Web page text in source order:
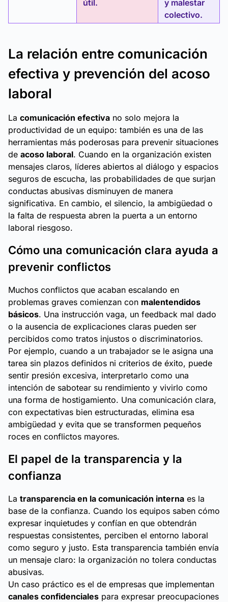
útil.
y malestar
colectivo.
La relación entre comunicación
efectiva y prevención del acoso
laboral
La comunicación efectiva no solo mejora la
productividad de un equipo: también es una de las
herramientas más poderosas para prevenir situaciones
de acoso laboral. Cuando en la organización existen
mensajes claros, líderes abiertos al diálogo y espacios
seguros de escucha, las probabilidades de que surjan
conductas abusivas disminuyen de manera
significativa. En cambio, el silencio, la ambigüedad o
la falta de respuesta abren la puerta a un entorno
laboral riesgoso.
Cómo una comunicación clara ayuda a
prevenir conflictos
Muchos conflictos que acaban escalando en
problemas graves comienzan con malentendidos
básicos. Una instrucción vaga, un feedback mal dado
o la ausencia de explicaciones claras pueden ser
percibidos como tratos injustos o discriminatorios.
Por ejemplo, cuando a un trabajador se le asigna una
tarea sin plazos definidos ni criterios de éxito, puede
sentir presión excesiva, interpretarlo como una
intención de sabotear su rendimiento y vivirlo como
una forma de hostigamiento. Una comunicación clara,
con expectativas bien estructuradas, elimina esa
ambigüedad y evita que se transformen pequeños
roces en conflictos mayores.
El papel de la transparencia y la
confianza
La transparencia en la comunicación interna es la
base de la confianza. Cuando los equipos saben cómo
expresar inquietudes y confían en que obtendrán
respuestas consistentes, perciben el entorno laboral
como seguro y justo. Esta transparencia también envía
un mensaje claro: la organización no tolera conductas
abusivas.
Un caso práctico es el de empresas que implementan
canales confidenciales para expresar preocupaciones